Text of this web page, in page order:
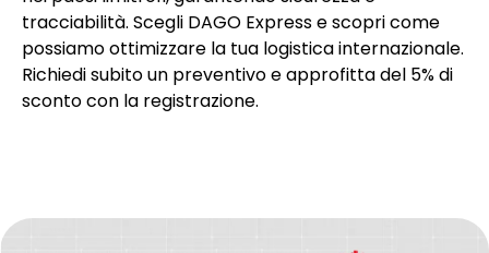
tracciabilità. Scegli DAGO Express e scopri come
possiamo ottimizzare la tua logistica internazionale.
Richiedi subito un preventivo e approfitta del 5% di
sconto con la registrazione.